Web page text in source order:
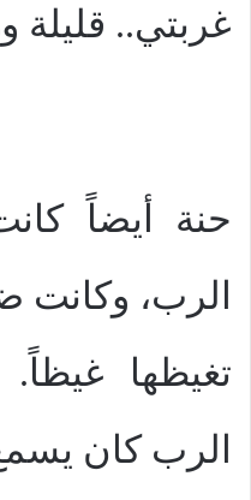
غربتي.. قليلة
حنة أيضاً
الرب، وكانت
تغيظها
الرب كان